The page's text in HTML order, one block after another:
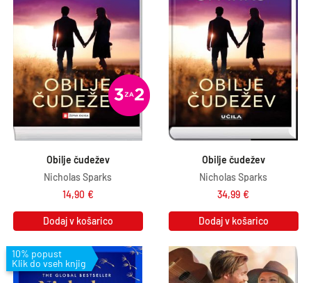
Obilje čudežev
Nicholas Sparks
14,90 €
Dodaj v košarico
Obilje čudežev
Nicholas Sparks
34,99 €
Dodaj v košarico
10% popust
Klik do vseh knjig